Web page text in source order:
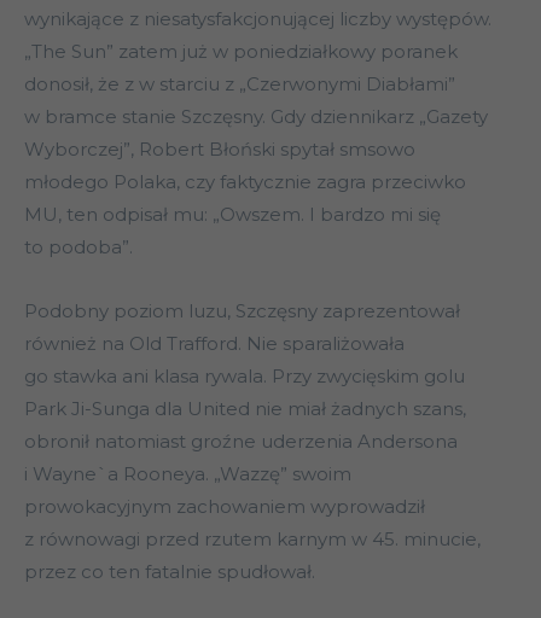
wynikające z niesatysfakcjonującej liczby występów.
„The Sun” zatem już w poniedziałkowy poranek
donosił, że z w starciu z „Czerwonymi Diabłami”
w bramce stanie Szczęsny. Gdy dziennikarz „Gazety
Wyborczej”, Robert Błoński spytał smsowo
młodego Polaka, czy faktycznie zagra przeciwko
MU, ten odpisał mu: „Owszem. I bardzo mi się
to podoba”.
Podobny poziom luzu, Szczęsny zaprezentował
również na Old Trafford. Nie sparaliżowała
go stawka ani klasa rywala. Przy zwycięskim golu
Park Ji-Sunga dla United nie miał żadnych szans,
obronił natomiast groźne uderzenia Andersona
i Wayne`a Rooneya. „Wazzę” swoim
prowokacyjnym zachowaniem wyprowadził
z równowagi przed rzutem karnym w 45. minucie,
przez co ten fatalnie spudłował.